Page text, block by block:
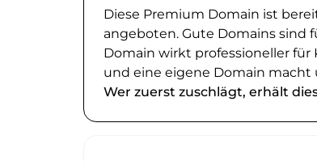
Diese Premium Domain ist
angeboten. Gute Domains
Domain wirkt professioneller für
und eine eigene Domain
Wer zuerst zuschlägt, erhält